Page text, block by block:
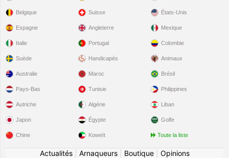
Belgique
Espagne
Italie
Suède
Suisse
Angleterre
Portugal
Handicapés
États-Unis
Mexique
Colombie
Animaux
Australie
Pays-Bas
Autriche
Japon
Chine
Maroc
Tunisie
Algérie
Égypte
Koweït
Brésil
Philippines
Liban
Golfe
Toute la liste
Actualités| Arnaqueurs| Boutique| Opinions